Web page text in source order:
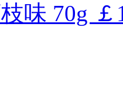
味 70g